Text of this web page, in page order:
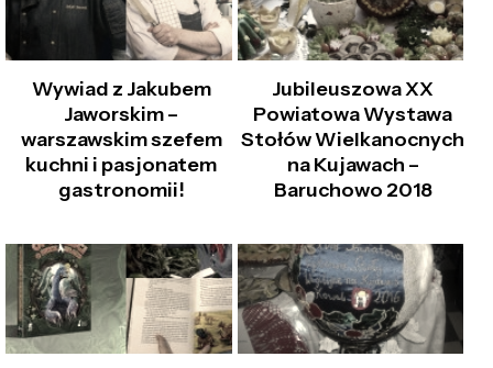
Wywiad z Jakubem
Jaworskim –
warszawskim szefem
kuchni i pasjonatem
gastronomii!
Jubileuszowa XX
Powiatowa Wystawa
Stołów Wielkanocnych
na Kujawach –
Baruchowo 2018